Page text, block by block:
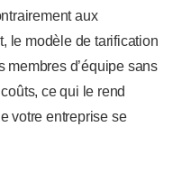
aux
le modèle de tarification
membres d’équipe sans
ce qui le rend
votre entreprise se